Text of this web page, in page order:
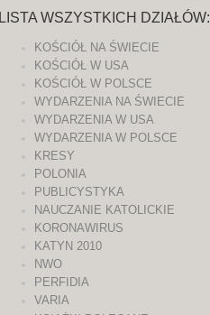
LISTA WSZYSTKICH DZIAŁÓW:
KOŚCIÓŁ NA ŚWIECIE
KOŚCIÓŁ W USA
KOŚCIÓŁ W POLSCE
WYDARZENIA NA ŚWIECIE
WYDARZENIA W USA
WYDARZENIA W POLSCE
KRESY
POLONIA
PUBLICYSTYKA
NAUCZANIE KATOLICKIE
KORONAWIRUS
KATYN 2010
NWO
PERFIDIA
VARIA